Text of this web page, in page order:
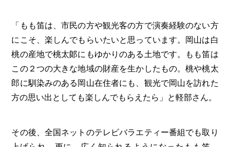
「もも笛は、市民の方や観光客の方で演奏経験のない方
にこそ、楽しんでもらいたいと思っています。岡山は白
桃の産地で桃太郞にもゆかりのある土地です。もも笛は
この２つの大きな地域の財産を生かしたもの。桃や桃太
郎に馴染みのある岡山在住者にも、観光で岡山を訪れた
方の思い出としても楽しんでもらえたら」と軽部さん。
その後、全国ネットのテレビバラエティー番組でも取り